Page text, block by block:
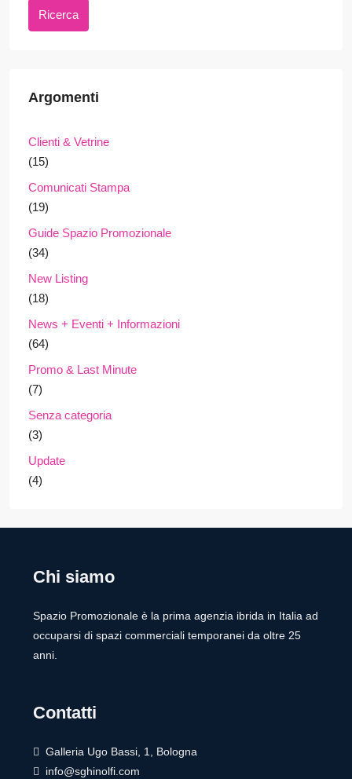
Ricerca
Argomenti
Clienti & Vetrine
(15)
Comunicati Stampa
(19)
Guide Spazio Promozionale
(34)
New Listing
(18)
News + Eventi + Informazioni
(64)
Promo & Last Minute
(7)
Senza categoria
(3)
Update
(4)
Chi siamo
Spazio Promozionale è la prima agenzia ibrida in Italia ad
occuparsi di spazi commerciali temporanei da oltre 25
anni.
Contatti
Galleria Ugo Bassi, 1, Bologna
info@sghinolfi.com